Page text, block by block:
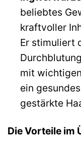
beliebtes
kraftvoller
Er stimuliert
mit
ein
gestärkte
Die Vorteile im